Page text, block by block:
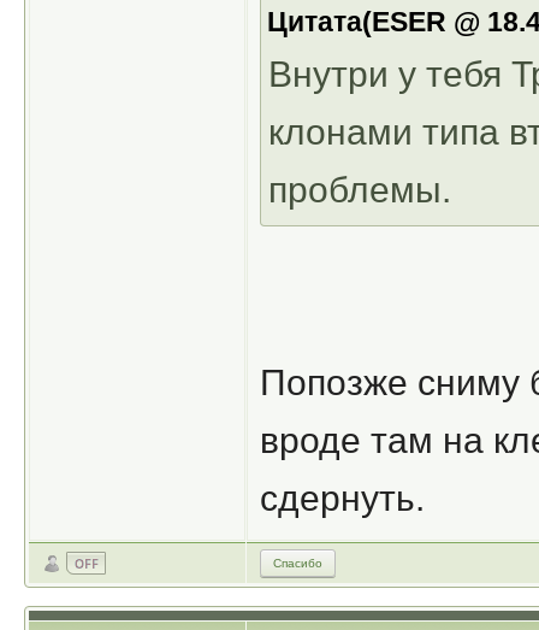
Цитата(ESER @
Внутри у тебя
клонами типа
проблемы.
Попозже сниму
вроде там на
сдернуть.
Спасибо